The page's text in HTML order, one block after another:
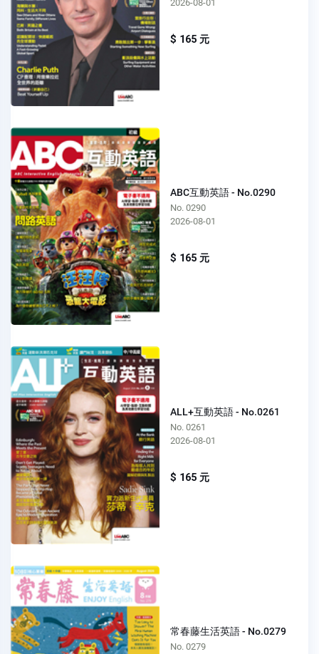
2026-08-01
$ 165 元
ABC互動英語 - No.0290
No. 0290
2026-08-01
$ 165 元
ALL+互動英語 - No.0261
No. 0261
2026-08-01
$ 165 元
常春藤生活英語 - No.0279
No. 0279